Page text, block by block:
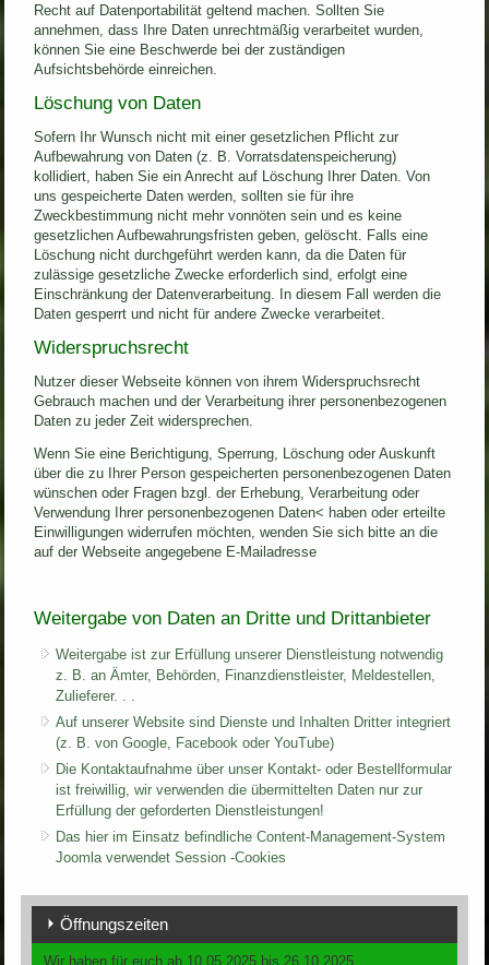
Recht auf Datenportabilität geltend machen. Sollten Sie
annehmen, dass Ihre Daten unrechtmäßig verarbeitet wurden,
können Sie eine Beschwerde bei der zuständigen
Aufsichtsbehörde einreichen.
Löschung von Daten
Sofern Ihr Wunsch nicht mit einer gesetzlichen Pflicht zur
Aufbewahrung von Daten (z. B. Vorratsdatenspeicherung)
kollidiert, haben Sie ein Anrecht auf Löschung Ihrer Daten. Von
uns gespeicherte Daten werden, sollten sie für ihre
Zweckbestimmung nicht mehr vonnöten sein und es keine
gesetzlichen Aufbewahrungsfristen geben, gelöscht. Falls eine
Löschung nicht durchgeführt werden kann, da die Daten für
zulässige gesetzliche Zwecke erforderlich sind, erfolgt eine
Einschränkung der Datenverarbeitung. In diesem Fall werden die
Daten gesperrt und nicht für andere Zwecke verarbeitet.
Widerspruchsrecht
Nutzer dieser Webseite können von ihrem Widerspruchsrecht
Gebrauch machen und der Verarbeitung ihrer personenbezogenen
Daten zu jeder Zeit widersprechen.
Wenn Sie eine Berichtigung, Sperrung, Löschung oder Auskunft
über die zu Ihrer Person gespeicherten personenbezogenen Daten
wünschen oder Fragen bzgl. der Erhebung, Verarbeitung oder
Verwendung Ihrer personenbezogenen Daten< haben oder erteilte
Einwilligungen widerrufen möchten, wenden Sie sich bitte an die
auf der Webseite angegebene E-Mailadresse
Weitergabe von Daten an Dritte und Drittanbieter
Weitergabe ist zur Erfüllung unserer Dienstleistung notwendig
z. B. an Ämter, Behörden, Finanzdienstleister, Meldestellen,
Zulieferer. . .
Auf unserer Website sind Dienste und Inhalten Dritter integriert
(z. B. von Google, Facebook oder YouTube)
Die Kontaktaufnahme über unser Kontakt- oder Bestellformular
ist freiwillig, wir verwenden die übermittelten Daten nur zur
Erfüllung der geforderten Dienstleistungen!
Das hier im Einsatz befindliche Content-Management-System
Joomla verwendet Session -Cookies
Öffnungszeiten
Wir haben für euch ab 10.05.2025 bis 26.10.2025